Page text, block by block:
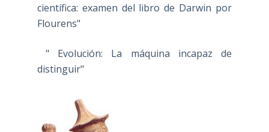
científica: examen del libro de Darwin por
Flourens"
" Evolución: La máquina incapaz de
distinguir"